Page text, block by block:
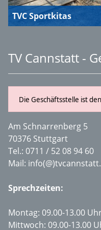
TVC Sportkitas
TV Cannstatt -
Die Geschäftsstelle ist
Am Schnarrenberg 5
70376 Stuttgart
Tel.: 0711 / 52 08 94 60
Mail:
Sprechzeiten:
Montag: 09.00-13.00
Mittwoch: 09.00-13.00